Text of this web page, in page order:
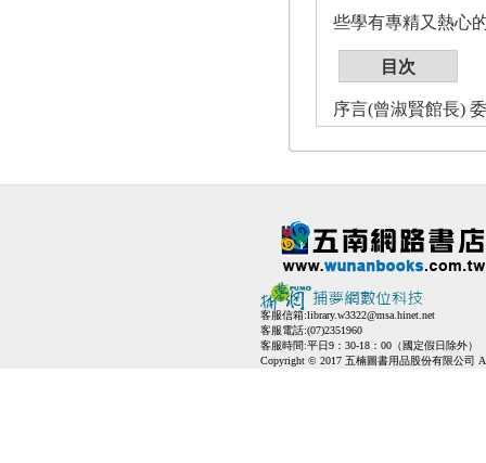
些學有專精又熱心
目次
序言(曾淑賢館長)
客服信箱:library.w3322@msa.hinet.net
客服電話:(07)2351960
客服時間:平日9：30-18：00（國定假日除外）
Copyright © 2017 五楠圖書用品股份有限公司